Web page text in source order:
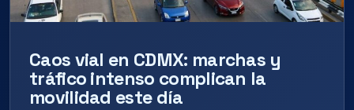
Caos vial en CDMX: marchas y
tráfico intenso complican la
movilidad este día